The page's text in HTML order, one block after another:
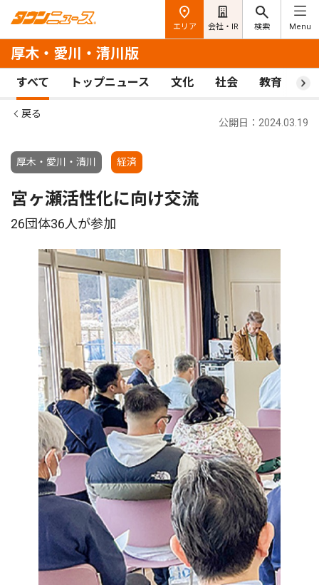
エリア 会社・IR 検索 Menu
厚木・愛川・清川版
すべて トップニュース 文化 社会 教育 ス
戻る
厚木・愛川・清川 経済
公開日：2024.03.19
宮ヶ瀬活性化に向け交流
26団体36人が参加